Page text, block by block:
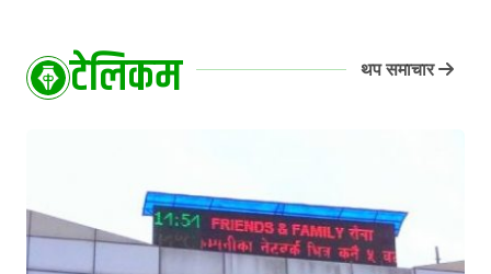
टेलिकम थप समाचार